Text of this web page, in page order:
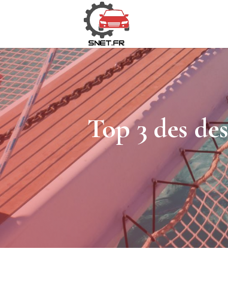
Top 3 des